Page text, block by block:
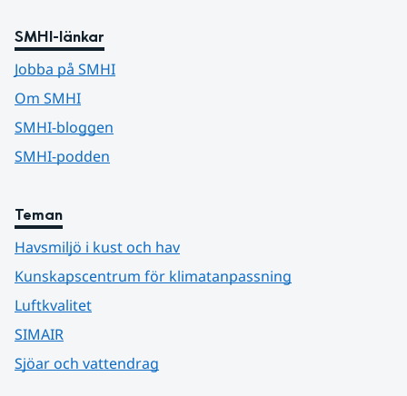
SMHI-länkar
Jobba på SMHI
Om SMHI
SMHI-bloggen
SMHI-podden
Teman
Havsmiljö i kust och hav
Kunskapscentrum för klimatanpassning
Luftkvalitet
SIMAIR
Sjöar och vattendrag